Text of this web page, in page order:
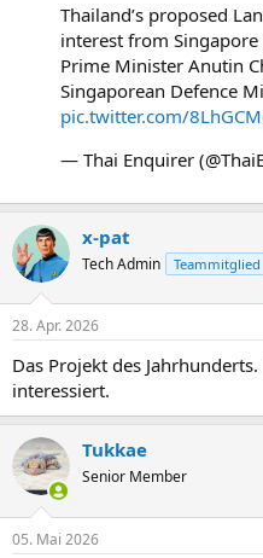
Thailand’s proposed
interest from
Prime Minister Anutin
Singaporean Defence
pic.twitter.com/
— Thai Enquirer
x-pat
Tech Admin Teammitglied
28. Apr. 2026
Das Projekt des
interessiert.
Tukkae
Senior Member
05. Mai 2026